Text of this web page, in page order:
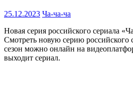
25.12.2023 Ча-ча-ча
Новая серия российского сериала
Смотреть новую серию российского
сезон можно онлайн на
выходит сериал.